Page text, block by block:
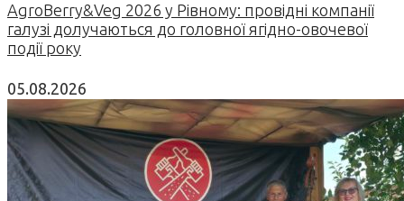
AgroBerry&Veg 2026 у Рівному: провідні компанії
галузі долучаються до головної ягідно-овочевої
події року
05.08.2026